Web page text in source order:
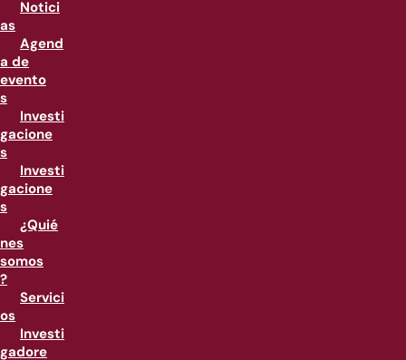
Notici
as
Agend
a de
evento
s
Investi
gacione
s
Investi
gacione
s
¿Quié
nes
somos
?
Servici
os
Investi
gadore